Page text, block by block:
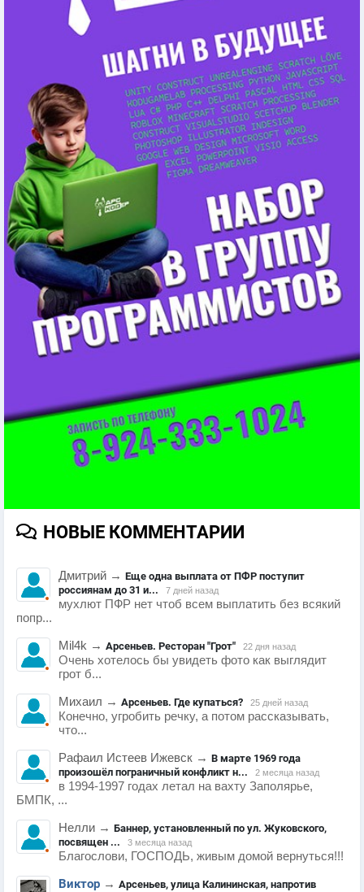
НОВЫЕ КОММЕНТАРИИ
Дмитрий → Еще одна выплата от ПФР поступит
россиянам до 31 и...
7 дней назад
мухлют ПФР нет чтоб всем выплатить без всякий
попр...
Mil4k → Арсеньев. Ресторан "Грот" 22 дня назад
Очень хотелось бы увидеть фото как выглядит
грот б...
Михаил → Арсеньев. Где купаться? 25 дней назад
Конечно, угробить речку, а потом рассказывать,
что...
Рафаил Истеев Ижевск → В марте 1969 года
произошёл пограничный конфликт н...
2 месяца назад
в 1994-1997 годах летал на вахту Заполярье,
БМПК, ...
Нелли → Баннер, установленный по ул. Жуковского,
посвящен ...
3 месяца назад
Благослови, ГОСПОДЬ, живым домой вернуться!!!
Виктор → Арсеньев, улица Калининская, напротив